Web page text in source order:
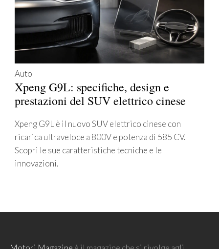
Auto
Xpeng G9L: specifiche, design e
prestazioni del SUV elettrico cinese
Xpeng G9L è il nuovo SUV elettrico cinese con
ricarica ultraveloce a 800V e potenza di 585 CV.
Scopri le sue caratteristiche tecniche e le
innovazioni.